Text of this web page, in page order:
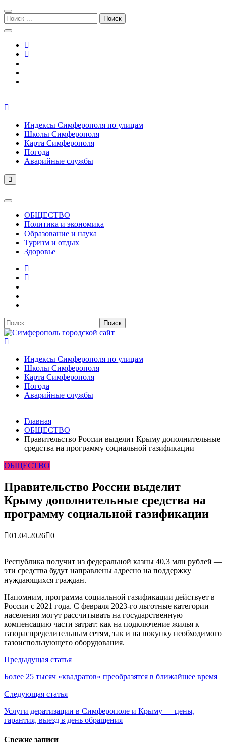
Перейти
к
навигации
Перейти
к
содержимому
Поиск:
Индексы Симферополя по улицам
Школы Симферополя
Карта Симферополя
Погода
Аварийные службы
ОБЩЕСТВО
Политика и экономика
Образование и наука
Туризм и отдых
Здоровье
Поиск:
Индексы Симферополя по улицам
Школы Симферополя
Карта Симферополя
Погода
Аварийные службы
После атаки БПЛА на поезд Москва–Симферополь в
Крыму эвакуировали всех пассажиро... 08.06.2026
Услуги дератизации в Симферополе и Крыму — цены,
Правительство России выделит Крыму дополнительные
Более 25 тысяч «квадратов» преобразятся в ближайшее
время...26.02.2026
В Симферополе очищают реку Салгир: работы ведутся
от Потёмкинской до Гагарина...05.09.2025
Главная
ОБЩЕСТВО
Правительство России выделит Крыму дополнительные
средства на программу социальной газификации
ОБЩЕСТВО
Правительство России выделит
Крыму дополнительные средства на
программу социальной газификации
01.04.2026 0
Республика получит из федеральной казны 40,3 млн рублей —
эти средства будут направлены адресно на поддержку
нуждающихся граждан.
Напомним, программа социальной газификации действует в
России с 2021 года. С февраля 2023-го льготные категории
населения могут рассчитывать на государственную
компенсацию части затрат: как на подключение жилья к
газораспределительным сетям, так и на покупку необходимого
газоиспользующего оборудования.
Навигация
по
записям
Предыдущая статья
Более 25 тысяч «квадратов» преобразятся в ближайшее время
Следующая статья
Услуги дератизации в Симферополе и Крыму — цены,
гарантия, выезд в день обращения
Свежие записи